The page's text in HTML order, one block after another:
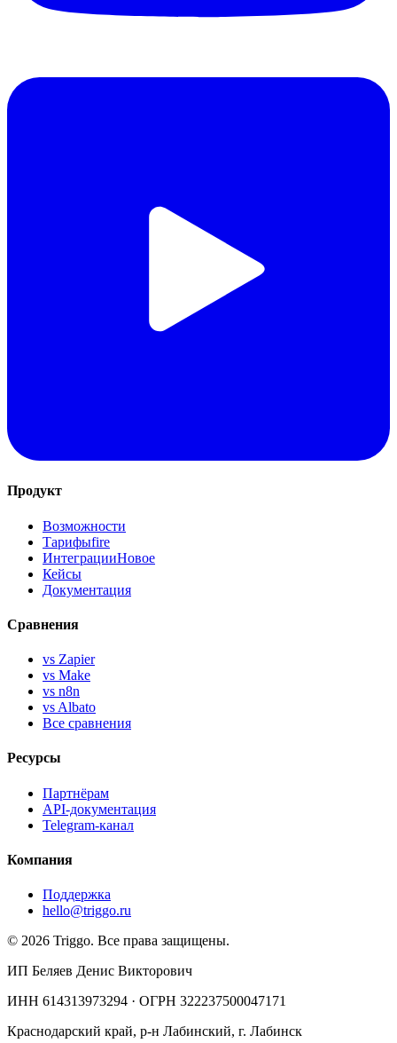
Продукт
Возможности
Тарифыfire
ИнтеграцииНовое
Кейсы
Документация
Сравнения
vs Zapier
vs Make
vs n8n
vs Albato
Все сравнения
Ресурсы
Партнёрам
API-документация
Telegram-канал
Компания
Поддержка
hello@triggo.ru
© 2026 Triggo. Все права защищены.
ИП Беляев Денис Викторович
ИНН 614313973294 · ОГРН 322237500047171
Краснодарский край, р-н Лабинский, г. Лабинск